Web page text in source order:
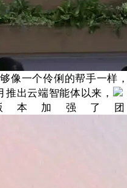
像一个伶俐的帮手一样
出云端智能体以来，
本加强了